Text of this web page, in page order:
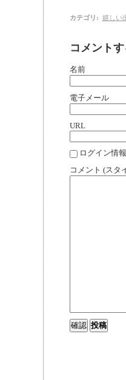
カテゴリ : 嬉しい
コメントす
名前
電子メール
URL
ログイン情
コメント (スタ